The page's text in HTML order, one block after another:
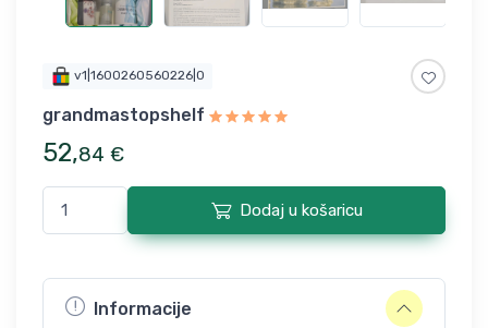
v1|1600260560226|0
grandmastopshelf
52,84 €
Dodaj u košaricu
Informacije